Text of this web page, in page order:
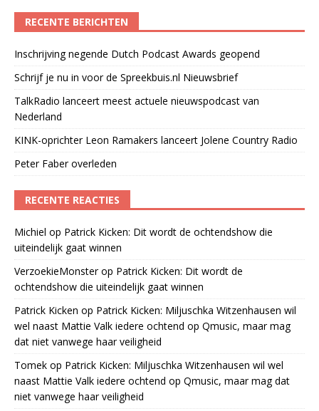
RECENTE BERICHTEN
Inschrijving negende Dutch Podcast Awards geopend
Schrijf je nu in voor de Spreekbuis.nl Nieuwsbrief
TalkRadio lanceert meest actuele nieuwspodcast van
Nederland
KINK-oprichter Leon Ramakers lanceert Jolene Country Radio
Peter Faber overleden
RECENTE REACTIES
Michiel op Patrick Kicken: Dit wordt de ochtendshow die
uiteindelijk gaat winnen
VerzoekieMonsterop Patrick Kicken: Dit wordt de
ochtendshow die uiteindelijk gaat winnen
Patrick Kicken op Patrick Kicken: Miljuschka Witzenhausen wil
wel naast Mattie Valk iedere ochtend op Qmusic, maar mag
dat niet vanwege haar veiligheid
Tomek op Patrick Kicken: Miljuschka Witzenhausen wil wel
naast Mattie Valk iedere ochtend op Qmusic, maar mag dat
niet vanwege haar veiligheid